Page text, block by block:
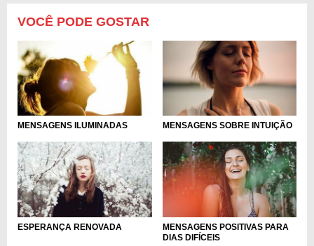
VOCÊ PODE GOSTAR
MENSAGENS ILUMINADAS MENSAGENS SOBRE INTUIÇÃO
ESPERANÇA RENOVADA
MENSAGENS POSITIVAS PARA
DIAS DIFÍCEIS